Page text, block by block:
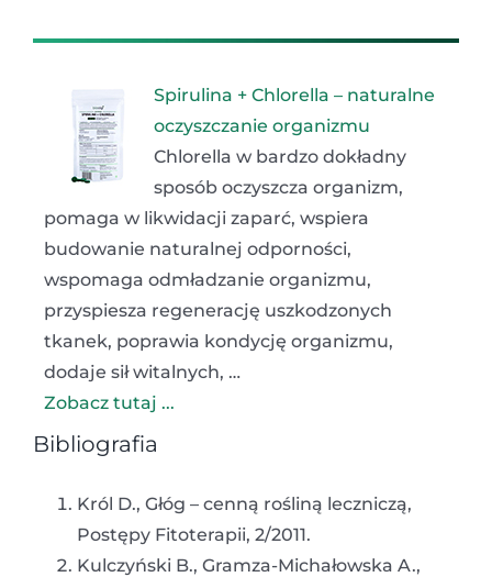
Spirulina + Chlorella – naturalne
oczyszczanie organizmu
Chlorella w bardzo dokładny
sposób oczyszcza organizm,
pomaga w likwidacji zaparć, wspiera
budowanie naturalnej odporności,
wspomaga odmładzanie organizmu,
przyspiesza regenerację uszkodzonych
tkanek, poprawia kondycję organizmu,
dodaje sił witalnych, …
Zobacz tutaj ...
Bibliografia
Król D., Głóg – cenną rośliną leczniczą,
Postępy Fitoterapii, 2/2011.
Kulczyński B., Gramza-Michałowska A.,